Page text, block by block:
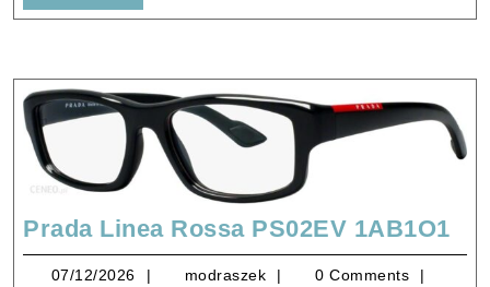
Full
Prada Linea Rossa PS02EV 1AB1O1
07/12/2026 07/12/2026
modraszek modraszek
0 Comments